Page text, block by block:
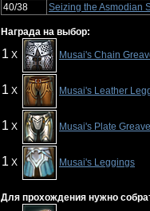
40/38
Seizing the Asmodian
Награда на выбор:
1 X Musai's Chain
1 X Musai's Leather
1 X Musai's Plate
1 X Musai's Leggings
Для прохождения нужно